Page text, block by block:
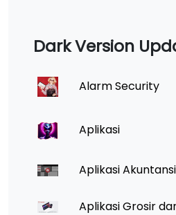
Dark Version
Alarm Security
Aplikasi
Aplikasi Akuntansi
Aplikasi Grosir